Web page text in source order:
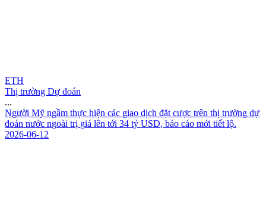
ETH
Thị trường Dự đoán
...
Người Mỹ ngầm thực hiện các giao dịch đặt cược trên thị trường dự
đoán nước ngoài trị giá lên tới 34 tỷ USD, báo cáo mới tiết lộ.
2026-06-12